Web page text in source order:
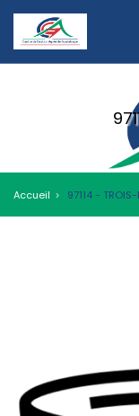
Accueil